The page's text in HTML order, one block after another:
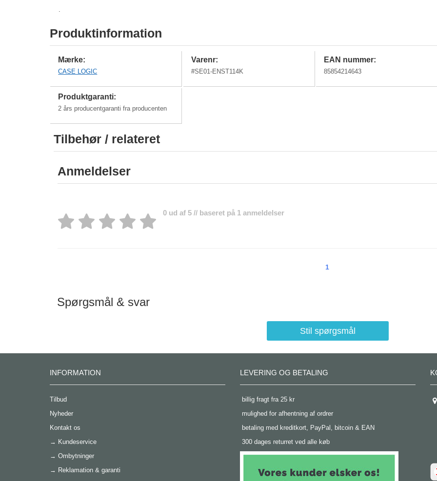
.
Produktinformation
Mærke:
CASE LOGIC
Varenr:
#SE01-ENST114K
EAN nummer:
85854214643
Produktgaranti:
2 års producentgaranti fra producenten
Tilbehør / relateret
Anmeldelser
0 ud af 5 // baseret på 1 anmeldelser
1
Spørgsmål & svar
Stil spørgsmål
INFORMATION
Tilbud
Nyheder
Kontakt os
→ Kundeservice
→ Ombytninger
→ Reklamation & garanti
LEVERING OG BETALING
 billig fragt fra 25 kr
 mulighed for afhentning af ordrer
 betaling med kreditkort, PayPal, bitcoin & EAN
 300 dages returret ved alle køb